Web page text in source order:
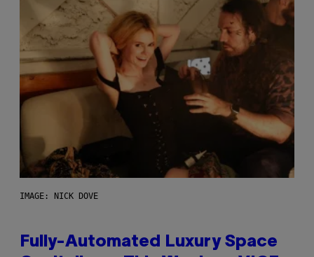
IMAGE: NICK DOVE
Fully-Automated Luxury Space